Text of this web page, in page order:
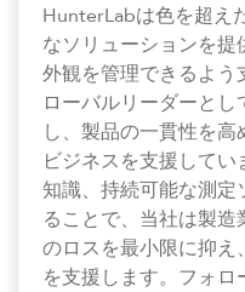
HunterLabは色を超え
なソリューションを提
外観を管理できるよ
ローバルリーダーと
し、製品の一貫性を
ビジネスを支援して
知識、持続可能な測
ることで、当社は製
のロスを最小限に抑
を支援します。フォロ